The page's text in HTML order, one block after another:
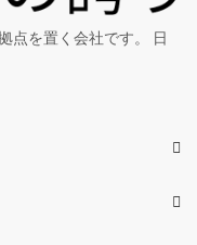
点を置く会社です。 日